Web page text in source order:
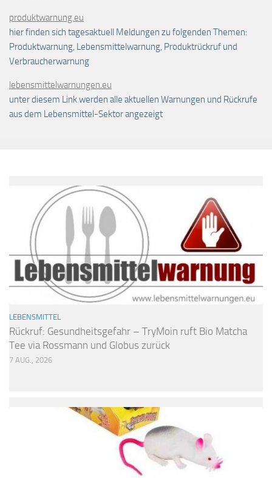
produktwarnung.eu
hier finden sich tagesaktuell Meldungen zu folgenden Themen:
Produktwarnung, Lebensmittelwarnung, Produktrückruf und
Verbraucherwarnung
lebensmittelwarnungen.eu
unter diesem Link werden alle aktuellen Warnungen und Rückrufe
aus dem Lebensmittel-Sektor angezeigt
LEBENSMITTEL
Rückruf: Gesundheitsgefahr – TryMoin ruft Bio Matcha
Tee via Rossmann und Globus zurück
7 AUG., 2026